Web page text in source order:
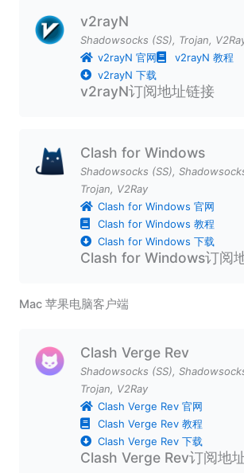
v2rayN
Shadowsocks (SS), Trojan,
v2rayN 官网
v2rayN 教程
v2rayN 下载
v2rayN订阅地址链接
Clash for Windows
Shadowsocks (SS),
Trojan, V2Ray
Clash for Windows 官网
Clash for Windows 教程
Clash for Windows 下载
Clash for Windows订阅
Mac 苹果电脑客户端
Clash Verge Rev
Shadowsocks (SS),
Trojan, V2Ray
Clash Verge Rev 官网
Clash Verge Rev 教程
Clash Verge Rev 下载
Clash Verge Rev订阅地